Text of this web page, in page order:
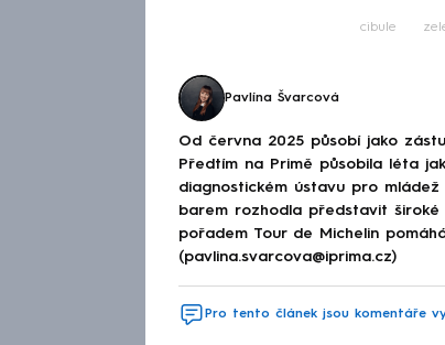
cibule
Pavlína Švarcová
Od června 2025 působí jako
Předtím na Primě působila léta
diagnostickém ústavu pro
barem rozhodla představit široké
pořadem Tour de Michelin
(pavlina.svarcova@iprima.cz)
Pro tento článek jsou komentáře